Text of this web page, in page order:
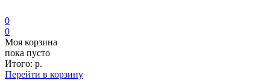
0
0
Моя корзина
пока пусто
Итого: р.
Перейти в корзину